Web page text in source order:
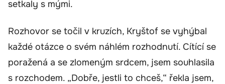
setkaly s mými.
Rozhovor se točil v kruzích, Kryštof se vyhýbal
každé otázce o svém náhlém rozhodnutí. Cítící se
poražená a se zlomeným srdcem, jsem souhlasila
s rozchodem. „Dobře, jestli to chceš,“ řekla jsem,